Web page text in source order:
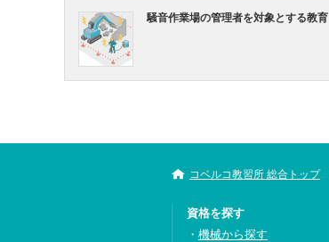
騒音作業場の管理者を対象とする教育
コベルコ教習所 総合トップ
資格を探す
機械から探す